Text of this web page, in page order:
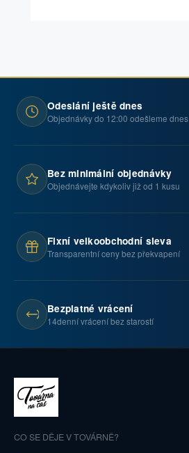
Odeslání ještě dnes
Objednávky do 12:00 odešleme dnes
Bez minimální objednávky
Objednávejte kdykoliv již od 1 kusu
Fixní velkoobchodní sleva
Transparentní ceny bez překvapení
Bezplatné vrácení
14denní vrácení bez starostí
CO SE DĚJE V TOVÁRNĚ?